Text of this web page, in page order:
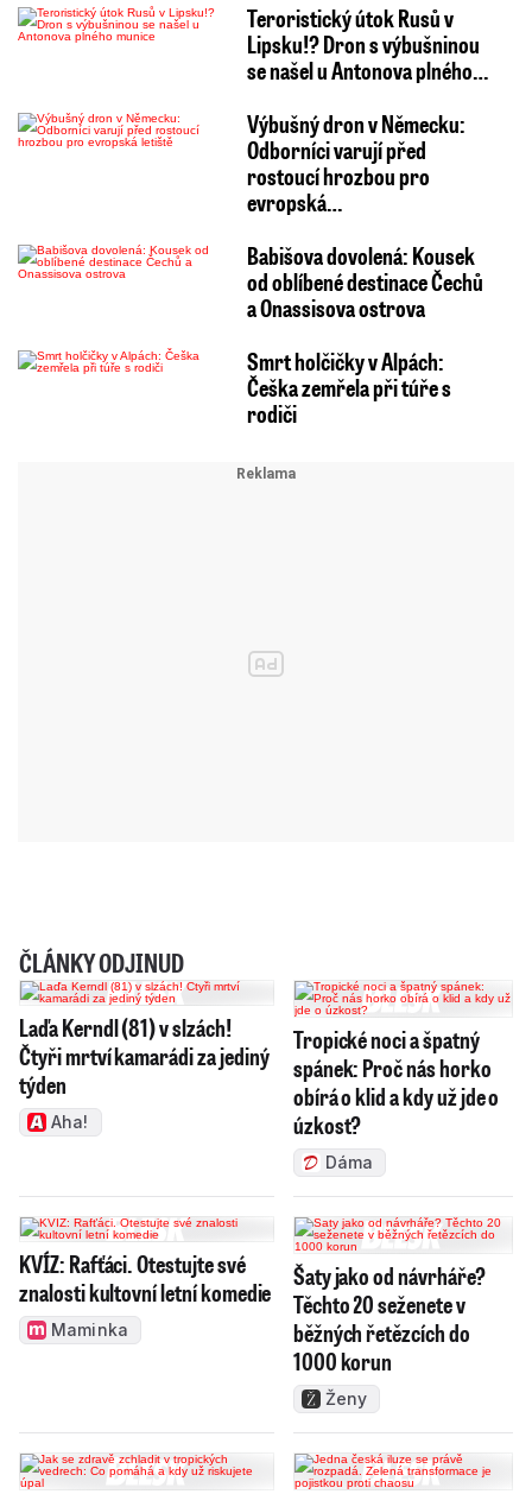
Teroristický útok Rusů v
Lipsku!? Dron s výbušninou
se našel u Antonova plného…
Výbušný dron v Německu:
Odborníci varují před
rostoucí hrozbou pro
evropská…
Babišova dovolená: Kousek
od oblíbené destinace Čechů
a Onassisova ostrova
Smrt holčičky v Alpách:
Češka zemřela při túře s
rodiči
ČLÁNKY ODJINUD
Laďa Kerndl (81) v slzách!
Čtyři mrtví kamarádi za jediný
týden
Aha!
Tropické noci a špatný
spánek: Proč nás horko
obírá o klid a kdy už jde o
úzkost?
Dáma
KVÍZ: Rafťáci. Otestujte své
znalosti kultovní letní komedie
Maminka
Šaty jako od návrháře?
Těchto 20 seženete v
běžných řetězcích do
1000 korun
Ženy